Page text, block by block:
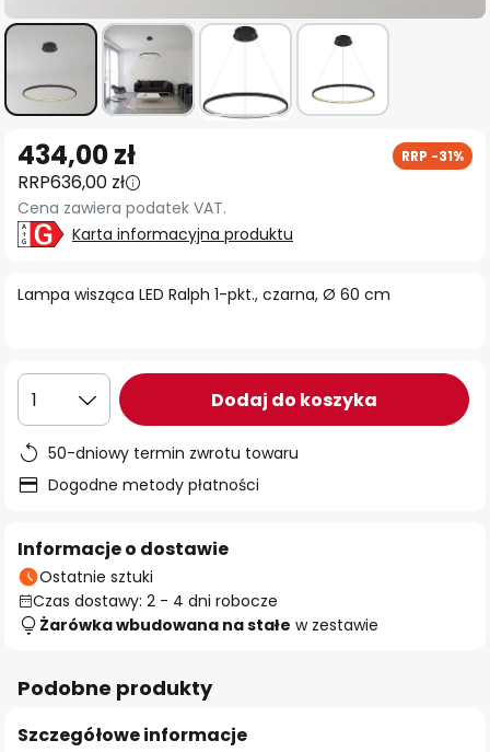
na
początek
galerii
Lampa wisząca LED Ralph 1-pkt., czarna, Ø 60 cm
434,00 zł RRP -31%
RRP636,00 zł
Cena zawiera podatek VAT.
Karta informacyjna produktu
1 Dodaj do koszyka
50-dniowy termin zwrotu towaru
Dogodne metody płatności
Informacje o dostawie
Ostatnie sztuki
Czas dostawy: 2 - 4 dni robocze
Żarówka wbudowana na stałe w zestawie
Podobne produkty
Szczegółowe informacje